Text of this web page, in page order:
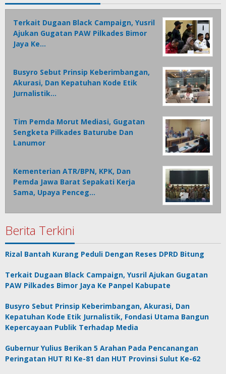
Terkait Dugaan Black Campaign, Yusril
Ajukan Gugatan PAW Pilkades Bimor
Jaya Ke…
Busyro Sebut Prinsip Keberimbangan,
Akurasi, Dan Kepatuhan Kode Etik
Jurnalistik…
Tim Pemda Morut Mediasi, Gugatan
Sengketa Pilkades Baturube Dan
Lanumor
Kementerian ATR/BPN, KPK, Dan
Pemda Jawa Barat Sepakati Kerja
Sama, Upaya Penceg…
Berita Terkini
Rizal Bantah Kurang Peduli Dengan Reses DPRD Bitung
Terkait Dugaan Black Campaign, Yusril Ajukan Gugatan
PAW Pilkades Bimor Jaya Ke Panpel Kabupate
Busyro Sebut Prinsip Keberimbangan, Akurasi, Dan
Kepatuhan Kode Etik Jurnalistik, Fondasi Utama Bangun
Kepercayaan Publik Terhadap Media
Gubernur Yulius Berikan 5 Arahan Pada Pencanangan
Peringatan HUT RI Ke-81 dan HUT Provinsi Sulut Ke-62